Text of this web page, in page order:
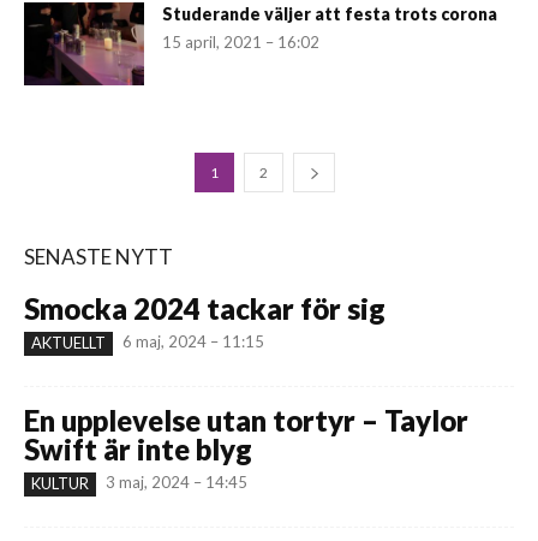
Studerande väljer att festa trots corona
15 april, 2021 – 16:02
1 2
SENASTE NYTT
Smocka 2024 tackar för sig
AKTUELLT 6 maj, 2024 – 11:15
En upplevelse utan tortyr – Taylor
Swift är inte blyg
KULTUR 3 maj, 2024 – 14:45